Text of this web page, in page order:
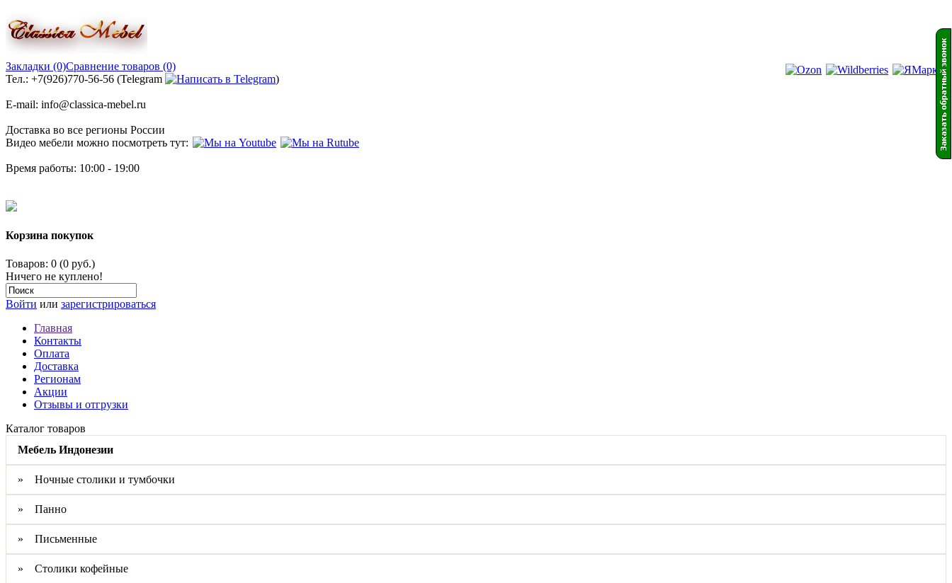
Закладки (0)Сравнение товаров (0)
Тел.: +7(926)770-56-56 (Telegram
)
E-mail: info@classica-mebel.ru
Доставка во все регионы России
Видео мебели можно посмотреть тут:
Время работы: 10:00 - 19:00
Корзина покупок
Товаров: 0 (0 руб.)
Ничего не куплено!
Войти или зарегистрироваться
Главная
Контакты
Оплата
Доставка
Регионам
Акции
Отзывы и отгрузки
Каталог товаров
Мебель Индонезии
» Ночные столики и тумбочки
» Панно
» Письменные
» Столики кофейные